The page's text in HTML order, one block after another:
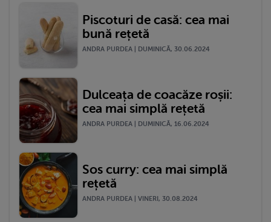
Piscoturi de casă: cea mai
bună rețetă
ANDRA PURDEA | DUMINICĂ, 30.06.2024
Dulceața de coacăze roșii:
cea mai simplă rețetă
ANDRA PURDEA | DUMINICĂ, 16.06.2024
Sos curry: cea mai simplă
rețetă
ANDRA PURDEA | VINERI, 30.08.2024